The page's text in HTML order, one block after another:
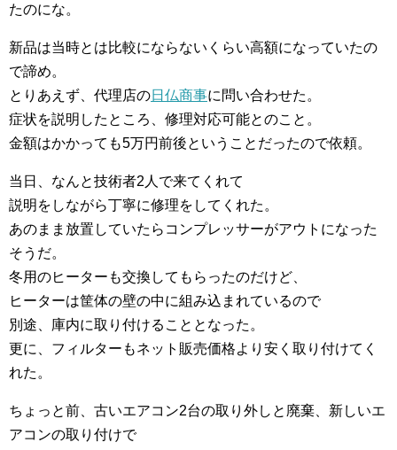
たのにな。
新品は当時とは比較にならないくらい高額になっていたの
で諦め。
とりあえず、代理店の日仏商事に問い合わせた。
症状を説明したところ、修理対応可能とのこと。
金額はかかっても5万円前後ということだったので依頼。
当日、なんと技術者2人で来てくれて
説明をしながら丁寧に修理をしてくれた。
あのまま放置していたらコンプレッサーがアウトになった
そうだ。
冬用のヒーターも交換してもらったのだけど、
ヒーターは筐体の壁の中に組み込まれているので
別途、庫内に取り付けることとなった。
更に、フィルターもネット販売価格より安く取り付けてく
れた。
ちょっと前、古いエアコン2台の取り外しと廃棄、新しいエ
アコンの取り付けで